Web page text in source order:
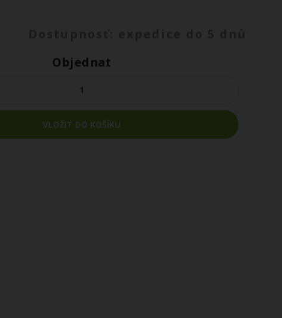
Objednat
VLOŽIT DO KOŠÍKU